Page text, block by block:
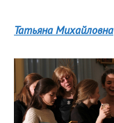
Татьяна Михайловна